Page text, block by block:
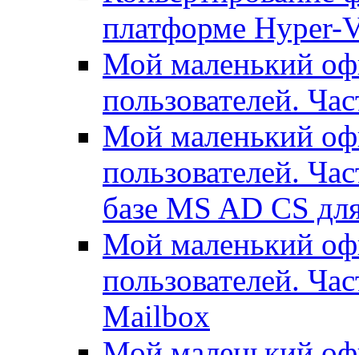
платформе Hyper-
Мой маленький
пользователей.
Мой маленький
пользователей.
базе MS AD CS
Мой маленький
пользователей.
Mailbox